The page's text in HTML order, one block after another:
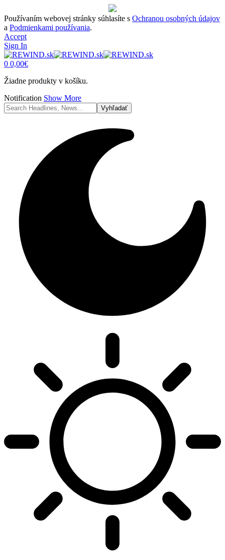
Používaním webovej stránky súhlasíte s Ochranou osobných údajov
a Podmienkami používania.
Accept
Sign In
0 0,00€
Žiadne produkty v košíku.
Notification Show More